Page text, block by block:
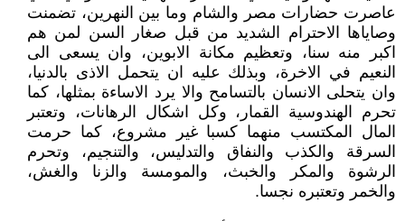
عاصرت حضارات مصر والشام وما بين النهرين، تضمنت
وصاياها الاحترام الشديد من قبل صغار السن لمن هم
اكبر منه سنا، وتعظيم مكانة الابوين، وان يسعى الى
النعيم في الاخرة، وبذلك عليه ان يتحمل الاذى بالدنيا،
وان يتحلى الانسان بالتسامح والا يرد الاساءة بمثلها، كما
تحرم الهندوسية القمار، وكل اشكال الرهانات، وتعتبر
المال المكتسب منهما كسبا غير مشروع، كما حرمت
السرقة والكذب والنفاق والتدليس، والتنجيم، وتحرم
الرشوة والمكر والخبث، والمومسة والزنا والغش،
والخمر وتعتبره نجسا.